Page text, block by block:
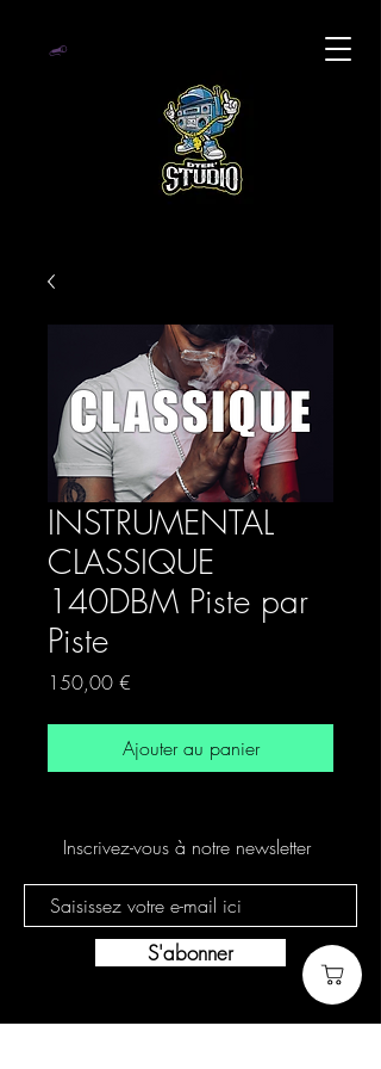
INSTRUMENTAL
CLASSIQUE
140DBM Piste par
Piste
150,00 €
Ajouter au panier
Inscrivez-vous à notre newsletter
S'abonner